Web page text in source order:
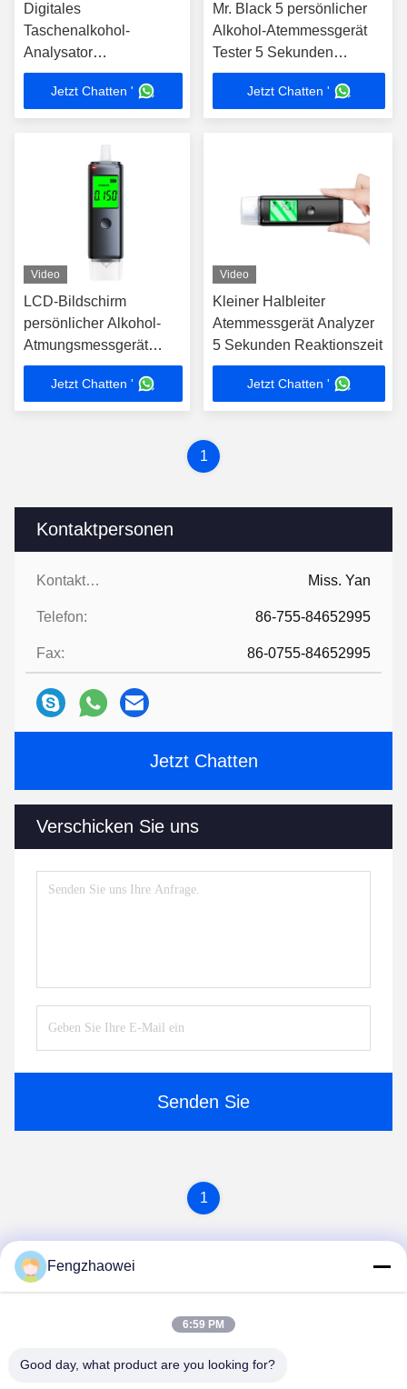
Kontaktpersonen
Kontaktpersonen: Miss. Yan
Telefon: 86-755-84652995
Fax: 86-0755-84652995
Jetzt Chatten
Verschicken Sie uns
Senden Sie
Digitales
Taschenalkohol-
Analysator
Atemmessgerät mit
Mundrohr
Jetzt Chatten '
Mr. Black 5 persönlicher
Alkohol-Atemmessgerät
Tester 5 Sekunden
Reaktionszeit mit
HöralarmJetzt Chatten '
Video
LCD-Bildschirm
persönlicher Alkohol-
Atmungsmessgerät
Schlüsselschlüssel
0,00-200 mg/100 ml
Jetzt Chatten '
Video
Kleiner Halbleiter
Atemmessgerät Analyzer
5 Sekunden Reaktionszeit
Jetzt Chatten '
1
1
Shenzhen Fengzhaowei Technology Co.,Ltd
Fengzhaowei
6:59 PM
Good day, what product are you looking for?